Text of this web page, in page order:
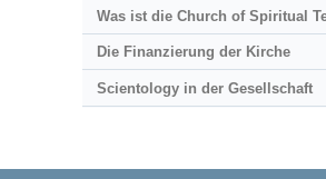
Was ist die Church of Spiritual
Die Finanzierung der Kirche
Scientology in der Gesellschaft